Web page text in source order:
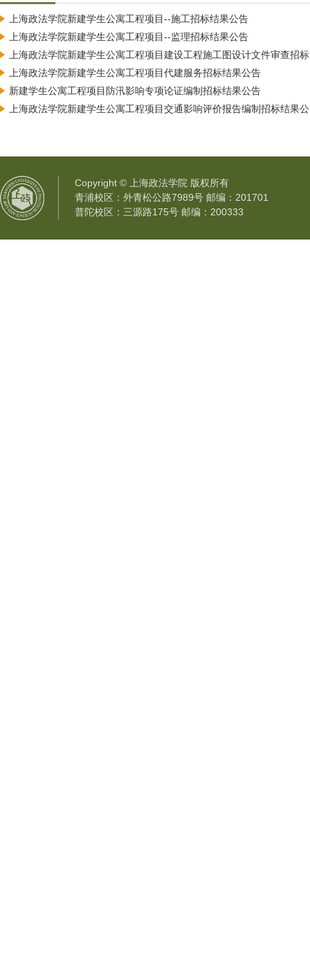
上海政法学院新建学生公寓工程项目--施工招标结果公告
上海政法学院新建学生公寓工程项目--监理招标结果公告
上海政法学院新建学生公寓工程项目建设工程施工图设计文件审查招
上海政法学院新建学生公寓工程项目代建服务招标结果公告
新建学生公寓工程项目防汛影响专项论证编制招标结果公告
上海政法学院新建学生公寓工程项目交通影响评价报告编制招标结果
Copyright © 上海政法学院 版权所有
青浦校区：外青松公路7989号 邮编：201701
普陀校区：三源路175号 邮编：200333